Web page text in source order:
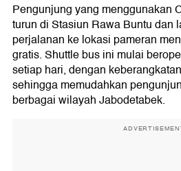
Pengunjung yang menggunakan
turun di Stasiun Rawa Buntu dan
perjalanan ke lokasi pameran
gratis. Shuttle bus ini mulai
setiap hari, dengan
sehingga memudahkan
berbagai wilayah Jabodetabek.